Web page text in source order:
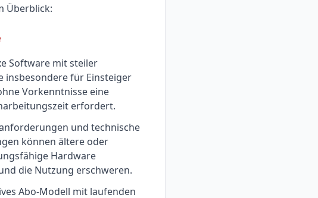
Überblick:
Software mit steiler
insbesondere für Einsteiger
Vorkenntnisse eine
erfordert.
und technische
können ältere oder
Hardware
die Nutzung erschweren.
Abo-Modell mit laufenden